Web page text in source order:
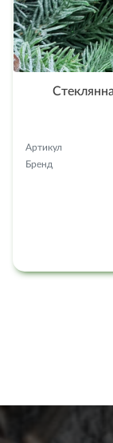
Артикул
Бренд